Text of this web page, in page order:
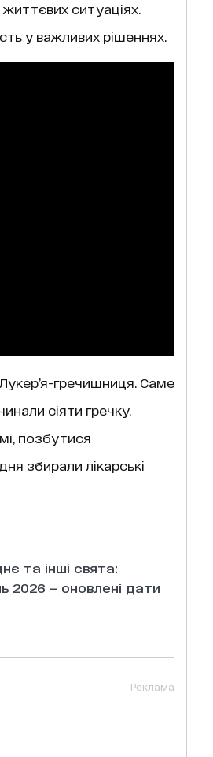
ситуаціях.
у важливих рішеннях.
гречишниця. Саме
сіяти гречку.
позбутися
збирали лікарські
та інші свята:
2026 — оновлені дати
Реклама